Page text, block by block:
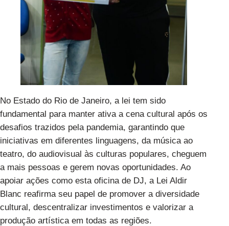
No Estado do Rio de Janeiro, a lei tem sido
fundamental para manter ativa a cena cultural após os
desafios trazidos pela pandemia, garantindo que
iniciativas em diferentes linguagens, da música ao
teatro, do audiovisual às culturas populares, cheguem
a mais pessoas e gerem novas oportunidades. Ao
apoiar ações como esta oficina de DJ, a Lei Aldir
Blanc reafirma seu papel de promover a diversidade
cultural, descentralizar investimentos e valorizar a
produção artística em todas as regiões.